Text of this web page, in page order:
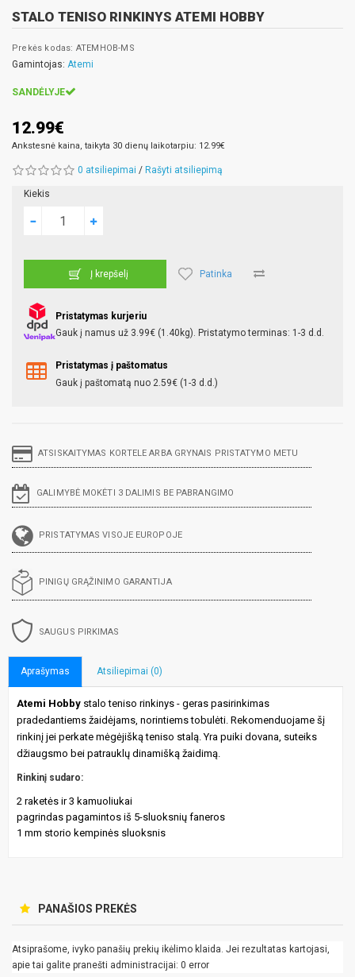
STALO TENISO RINKINYS ATEMI HOBBY
Prekės kodas: ATEMHOB-MS
Gamintojas: Atemi
SANDĖLYJE
12.99€
Ankstesnė kaina, taikyta 30 dienų laikotarpiu: 12.99€
0 atsiliepimai / Rašyti atsiliepimą
Kiekis
Į krepšelį Patinka
Pristatymas kurjeriu
Gauk į namus už 3.99€ (1.40kg). Pristatymo terminas: 1-3 d.d.
Pristatymas į paštomatus
Gauk į paštomatą nuo 2.59€ (1-3 d.d.)
ATSISKAITYMAS KORTELE ARBA GRYNAIS PRISTATYMO METU
GALIMYBĖ MOKĖTI 3 DALIMIS BE PABRANGIMO
PRISTATYMAS VISOJE EUROPOJE
PINIGŲ GRĄŽINIMO GARANTIJA
SAUGUS PIRKIMAS
Aprašymas Atsiliepimai (0)
Atemi Hobby stalo teniso rinkinys - geras pasirinkimas
pradedantiems žaidėjams, norintiems tobulėti. Rekomenduojame šį
rinkinį jei perkate mėgėjišką teniso stalą. Yra puiki dovana, suteiks
džiaugsmo bei patrauklų dinamišką žaidimą.
Rinkinį sudaro:
2 raketės ir 3 kamuoliukai
pagrindas pagamintos iš 5-sluoksnių faneros
1 mm storio kempinės sluoksnis
PANAŠIOS PREKĖS
Atsiprašome, ivyko panašių prekių ikėlimo klaida. Jei rezultatas kartojasi,
apie tai galite pranešti administracijai: 0 error